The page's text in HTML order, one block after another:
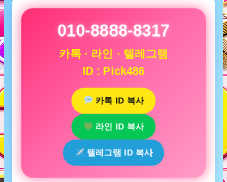
010-8888-8317
카톡 · 라인 · 텔레그램
ID : Pick486
카톡 ID 복사
라인 ID 복사
텔레그램 ID 복사